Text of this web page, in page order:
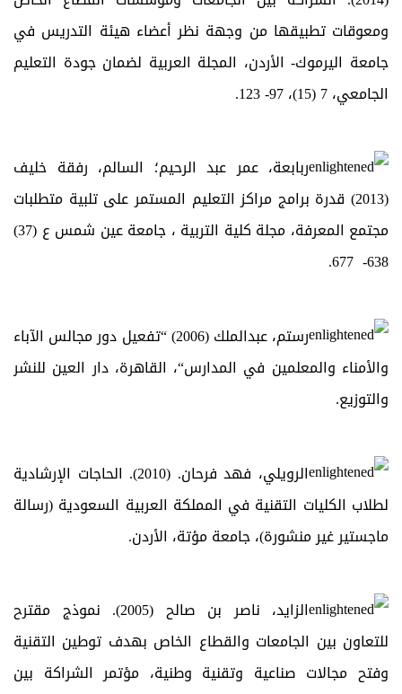
ومعوقات تطبيقها من وجهة نظر أعضاء هيئة التدريس في
جامعة اليرموك- الأردن، المجلة العربية لضمان جودة التعليم
الجامعي، 7 (15)، 97- 123.
ربابعة، عمر عبد الرحيم؛ السالم، رفقة خليف
(2013) قدرة برامج مراكز التعليم المستمر على تلبية متطلبات
مجتمع المعرفة، مجلة كلية التربية ، جامعة عين شمس ع (37)
638- 677.
رستم، عبدالملك (2006) “تفعيل دور مجالس الآباء
والأمناء والمعلمين في المدارس“، القاهرة، دار العين للنشر
والتوزيع.
الرويلي، فهد فرحان. (2010). الحاجات الإرشادية
لطلاب الكليات التقنية في المملكة العربية السعودية (رسالة
ماجستير غير منشورة)، جامعة مؤتة، الأردن.
الزايد، ناصر بن صالح (2005). نموذج مقترح
للتعاون بين الجامعات والقطاع الخاص بهدف توطين التقنية
وفتح مجالات صناعية وتقنية وطنية، مؤتمر الشراكة بين